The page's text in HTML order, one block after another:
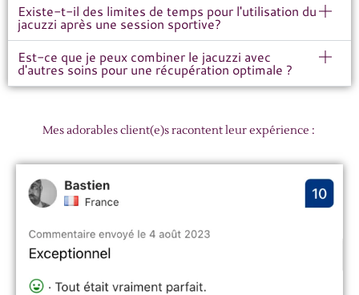
Existe-t-il des limites de temps pour l'utilisation du
jacuzzi après une session sportive?
Est-ce que je peux combiner le jacuzzi avec
d'autres soins pour une récupération optimale ?
Mes adorables client(e)s racontent leur expérience :